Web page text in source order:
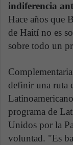
indiferencia
Hace años que
de Haití no es
sobre todo un
definir una ruta
programa de
Unidos por la
voluntad. "Es